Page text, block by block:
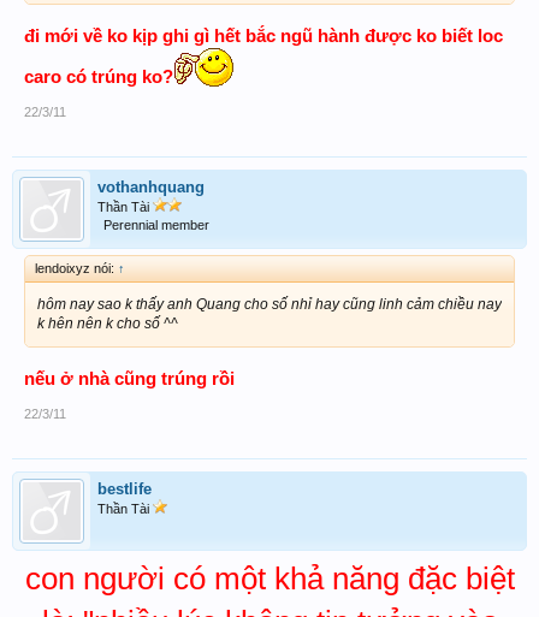
đi mới về ko kịp ghi gì hết bắc ngũ hành được ko biết loc
caro có trúng ko?
22/3/11
vothanhquang
Thần Tài
Perennial member
lendoixyz nói: ↑
hôm nay sao k thấy anh Quang cho số nhỉ hay cũng linh cảm chiều nay
k hên nên k cho số ^^
nếu ở nhà cũng trúng rồi
22/3/11
bestlife
Thần Tài
con người có một khả năng đặc biệt